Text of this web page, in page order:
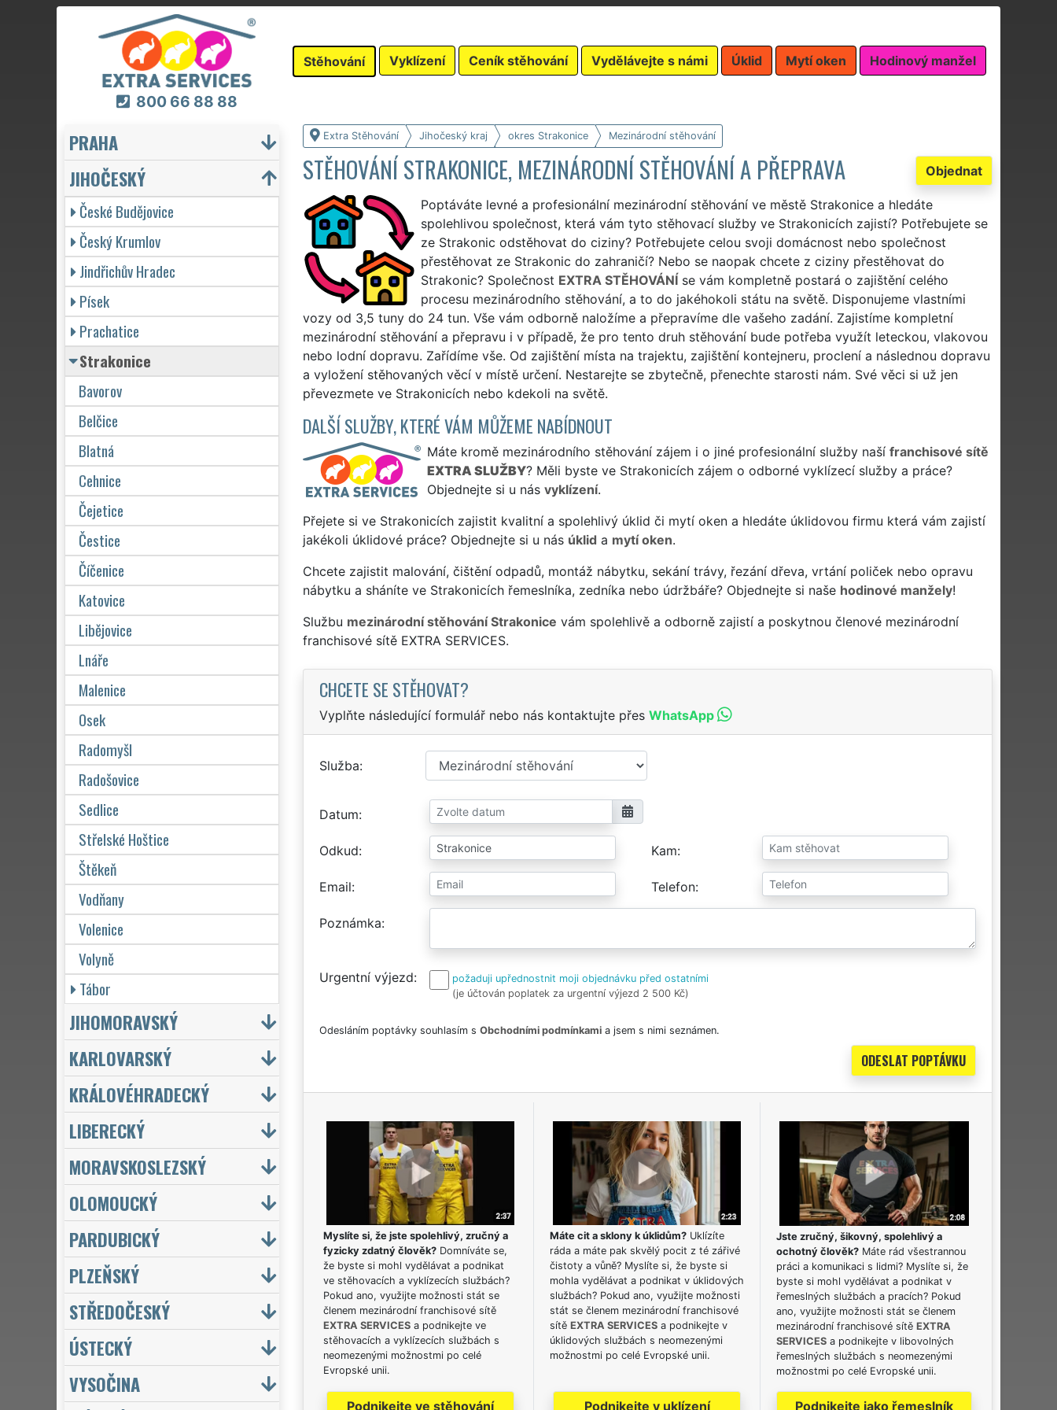
800 66 88 88
Stěhování Vyklízení Ceník stěhování Vydělávejte s námi Úklid Mytí oken Hodinový manžel
Extra Stěhování Jihočeský kraj okres Strakonice Mezinárodní stěhování
Objednat
STĚHOVÁNÍ STRAKONICE, MEZINÁRODNÍ STĚHOVÁNÍ A PŘEPRAVA
Poptáváte levné a profesionální mezinárodní stěhování ve městě Strakonice a hledáte
spolehlivou společnost, která vám tyto stěhovací služby ve Strakonicích zajistí? Potřebujete se
ze Strakonic odstěhovat do ciziny? Potřebujete celou svoji domácnost nebo společnost
přestěhovat ze Strakonic do zahraničí? Nebo se naopak chcete z ciziny přestěhovat do
Strakonic? Společnost EXTRA STĚHOVÁNÍse vám kompletně postará o zajištění celého
procesu mezinárodního stěhování, a to do jakéhokoli státu na světě. Disponujeme vlastními
vozy od 3,5 tuny do 24 tun. Vše vám odborně naložíme a přepravíme dle vašeho zadání. Zajistíme kompletní
mezinárodní stěhování a přepravu i v případě, že pro tento druh stěhování bude potřeba využít leteckou, vlakovou
nebo lodní dopravu. Zařídíme vše. Od zajištění místa na trajektu, zajištění kontejneru, proclení a následnou dopravu
a vyložení stěhovaných věcí v místě určení. Nestarejte se zbytečně, přenechte starosti nám. Své věci si už jen
převezmete ve Strakonicích nebo kdekoli na světě.
DALŠÍ SLUŽBY, KTERÉ VÁM MŮŽEME NABÍDNOUT
Máte kromě mezinárodního stěhování zájem i o jiné profesionální služby naší franchisové sítě
EXTRA SLUŽBY? Měli byste ve Strakonicích zájem o odborné vyklízecí služby a práce?
Objednejte si u nás vyklízení.
Přejete si ve Strakonicích zajistit kvalitní a spolehlivý úklid či mytí oken a hledáte úklidovou firmu která vám zajistí
jakékoli úklidové práce? Objednejte si u nás úklid a mytí oken.
Chcete zajistit malování, čištění odpadů, montáž nábytku, sekání trávy, řezání dřeva, vrtání poliček nebo opravu
nábytku a sháníte ve Strakonicích řemeslníka, zedníka nebo údržbáře? Objednejte si naše hodinové manžely!
Službu mezinárodní stěhování Strakonice vám spolehlivě a odborně zajistí a poskytnou členové mezinárodní
franchisové sítě EXTRA SERVICES.
CHCETE SE STĚHOVAT?
Vyplňte následující formulář nebo nás kontaktujte přes WhatsApp
Služba
Datum
Odkud Kam
Email Telefon
Poznámka
Urgentní výjezd
požaduji upřednostnit moji objednávku před ostatními
(je účtován poplatek za urgentní výjezd 2 500 Kč)
Odesláním poptávky souhlasím s Obchodními podmínkamia jsem s nimi seznámen.
Myslíte si, že jste spolehlivý, zručný a
fyzicky zdatný člověk?Domníváte se,
že byste si mohl vydělávat a podnikat
ve stěhovacích a vyklízecích službách?
Pokud ano, využijte možnosti stát se
členem mezinárodní franchisové sítě
EXTRA SERVICESa podnikejte ve
stěhovacích a vyklízecích službách s
neomezenými možnostmi po celé
Evropské unii.
Podnikejte ve stěhování
Máte cit a sklony k úklidům?Uklízíte
ráda a máte pak skvělý pocit z té zářivé
čistoty a vůně? Myslíte si, že byste si
mohla vydělávat a podnikat v úklidových
službách? Pokud ano, využijte možnosti
stát se členem mezinárodní franchisové
sítě EXTRA SERVICESa podnikejte v
úklidových službách s neomezenými
možnostmi po celé Evropské unii.
Podnikejte v uklízení
Jste zručný, šikovný, spolehlivý a
ochotný člověk? Máte rád všestrannou
práci a komunikaci s lidmi? Myslíte si, že
byste si mohl vydělávat a podnikat v
řemeslných službách a pracích? Pokud
ano, využijte možnosti stát se členem
mezinárodní franchisové sítě EXTRA
SERVICES a podnikejte v libovolných
řemeslných službách s neomezenými
možnostmi po celé Evropské unii.
Podnikejte jako řemeslník
PRAHA
JIHOČESKÝ
České Budějovice
Český Krumlov
Jindřichův Hradec
Písek
Prachatice
Strakonice
Bavorov
Belčice
Blatná
Cehnice
Čejetice
Čestice
Číčenice
Katovice
Libějovice
Lnáře
Malenice
Osek
Radomyšl
Radošovice
Sedlice
Střelské Hoštice
Štěkeň
Vodňany
Volenice
Volyně
Tábor
JIHOMORAVSKÝ
KARLOVARSKÝ
KRÁLOVÉHRADECKÝ
LIBERECKÝ
MORAVSKOSLEZSKÝ
OLOMOUCKÝ
PARDUBICKÝ
PLZEŇSKÝ
STŘEDOČESKÝ
ÚSTECKÝ
VYSOČINA